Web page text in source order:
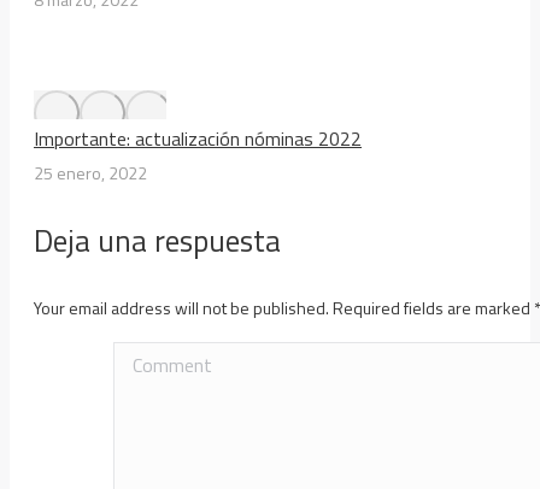
Importante: actualización nóminas 2022
25 enero, 2022
Deja una respuesta
Your email address will not be published. Required fields are marked *